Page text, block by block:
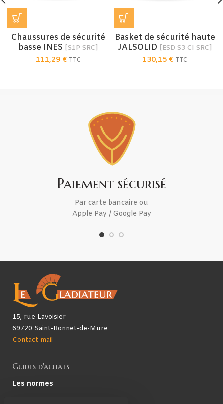
Chaussures de sécurité
basse INES [S1P SRC]
111,29 € TTC
Basket de sécurité haute
JALSOLID [ESD S3 CI SRC]
130,15 € TTC
Paiement sécurisé
Par carte bancaire ou
Apple Pay / Google Pay
15, rue Lavoisier
69720 Saint-Bonnet-de-Mure
Contact mail
Guides d'achats
Les normes